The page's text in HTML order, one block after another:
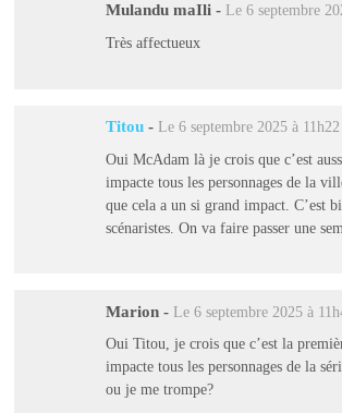
Mulandu maIli - Le 6 septembre
Très affectueux
Titou - Le 6 septembre 2025 à 11h22
Oui McAdam là je crois que c’est
impacte tous les personnages de la
que cela a un si grand impact. C’est
scénaristes. On va faire passer une
Marion - Le 6 septembre 2025 à
Oui Titou, je crois que c’est la
impacte tous les personnages de la
ou je me trompe?